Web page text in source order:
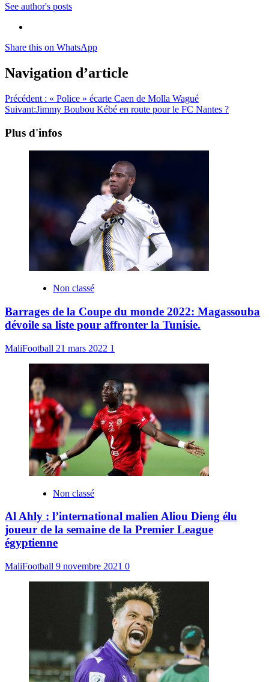
See author's posts
Share this on WhatsApp
Navigation d’article
Précédent : « Police » écarte Caen de Molla Wagué
Suivant:Jimmy Boubou Kébé en route pour le FC Nantes ?
Plus d'infos
Non classé
Barrages de la Coupe du monde 2022: Magassouba
dévoile sa liste pour affronter la Tunisie.
MaliFootball 21 mars 2022 1
Non classé
Al Ahly : l’international malien Aliou Dieng élu
joueur de la semaine de la Premier League
égyptienne
MaliFootball 9 novembre 2021 0